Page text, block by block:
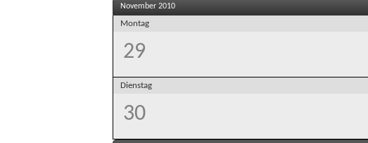
November 2010
Montag
29
Dienstag
30